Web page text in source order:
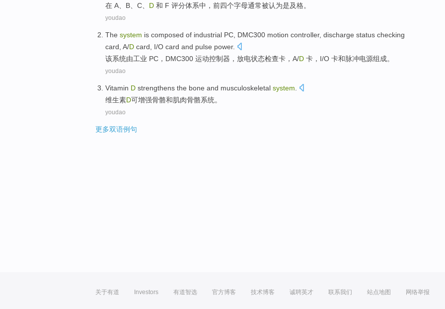
在 A、 B、 C、 D 和 F 评分体系中， 前四个字母通常被认为是及格。
youdao
The system is composed of industrial PC DMC300 motion controller, discharge status checking
card A/D card, I/O card and pulse power.
该系统由工业 PC ， DMC300 运动控制器 ， 放电状态检查卡 ， A/D 卡， I/O 卡和脉冲电源组成。
youdao
Vitamin D strengthens the bone and musculoskeletal system
维生素D可增强骨骼和肌肉骨骼系统。
youdao
更多双语例句
关于有道 Investors 有道智选 官方博客 技术博客 诚聘英才 联系我们 站点地图 网络举报